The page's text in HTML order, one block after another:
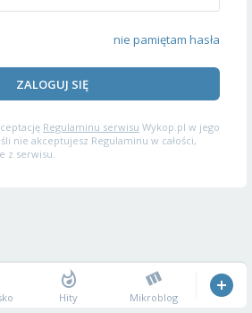
nie pamiętam hasła
ZALOGUJ SIĘ
Regulaminu serwisu Wykop.pl w jego
nie akceptujesz Regulaminu w całości,
z serwisu.
Hity Mikroblog